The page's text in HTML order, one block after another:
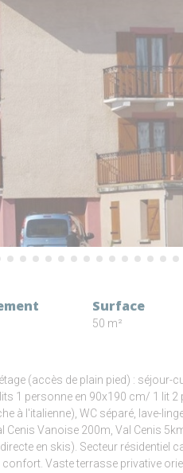
Surface
50 m²
(accès de plain pied) : séjour-
1 personne en 90x190 cm/ 1 lit 2
à l'italienne), WC séparé, lave-
Vanoise 200m, Val Cenis
en skis). Secteur résidentiel
Vaste terrasse privative